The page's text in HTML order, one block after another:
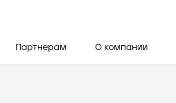
Партнерам О компании